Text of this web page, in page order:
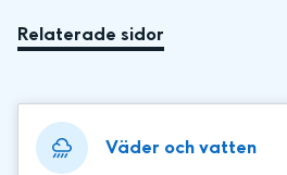
Relaterade sidor
Väder och vatten